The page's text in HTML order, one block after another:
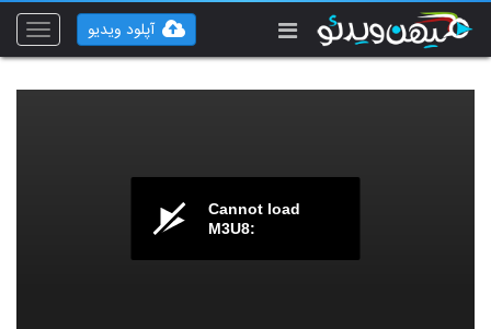
Toggle
آپلود ویدیو
Cannot load
M3U8: